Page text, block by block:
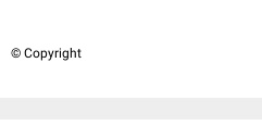
© Copyright